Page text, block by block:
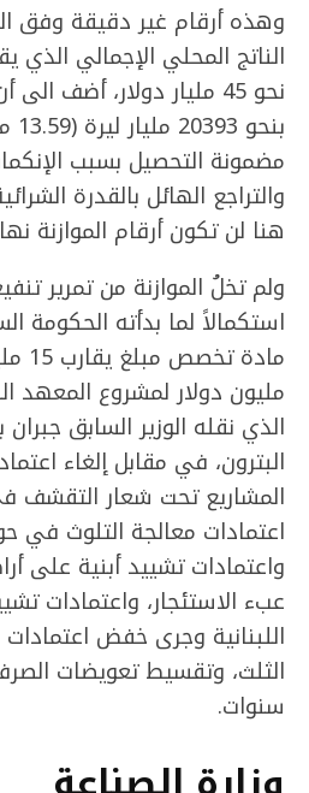
وهذه أرقام غير دقيقة وفق
الناتج المحلي الإجمالي الذي
نحو 45 مليار دولار، أضف
مضمونة التحصيل بسبب
والتراجع الهائل بالقدرة
هنا لن تكون أرقام الموازنة
ولم تخلُ الموازنة من تمرير
استكمالاً لما بدأته الحكومة
مليون دولار لمشروع المعهد
الذي نقله الوزير السابق
البترون، في مقابل إلغاء
المشاريع تحت شعار التقشف
اعتمادات معالجة التلوث في
واعتمادات تشييد أبنية على
عبء الاستئجار، واعتمادات
اللبنانية وجرى خفض اعتمادات
الثلث، وتقسيط تعويضات
سنوات.